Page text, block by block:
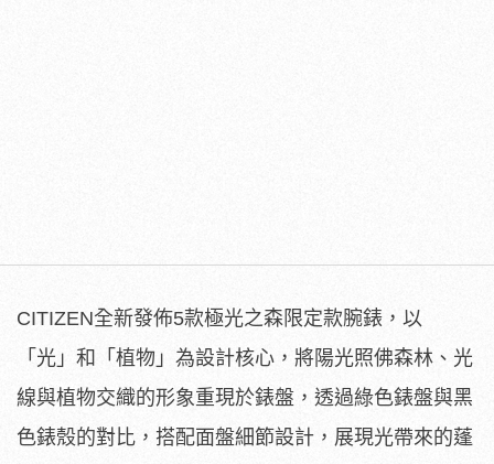
CITIZEN全新發佈5款極光之森限定款腕錶，以
「光」和「植物」為設計核心，將陽光照佛森林、光
線與植物交織的形象重現於錶盤，透過綠色錶盤與黑
色錶殼的對比，搭配面盤細節設計，展現光帶來的蓬